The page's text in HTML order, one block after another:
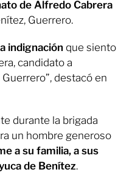
de Alfredo Cabrera
Guerrero.
indignación que siento
candidato a
destacó en
durante la brigada
un hombre generoso
a su familia, a sus
de Benítez.